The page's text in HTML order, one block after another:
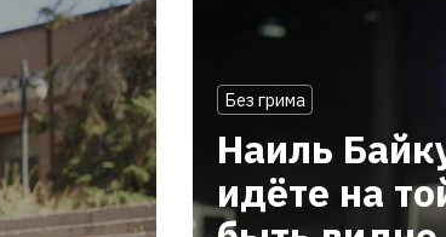
Без грима
Наиль
идёте на